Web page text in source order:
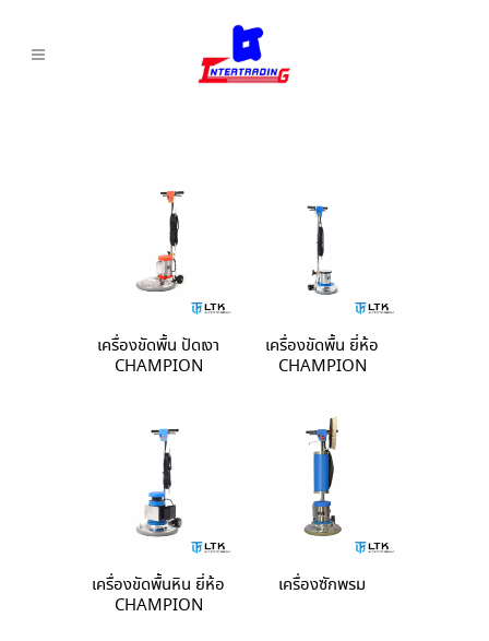
เครื่องขัดพื้น ปัดเงา
CHAMPION
เครื่องขัดพื้น ยี่ห้อ
CHAMPION
เครื่องขัดพื้นหิน ยี่ห้อ
CHAMPION
เครื่องซักพรม